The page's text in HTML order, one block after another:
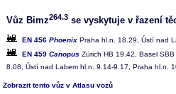
Vůz Bimz264.3 se vyskytuje v řazení
EN 456 Phoenix Praha hl.n. 18.29, Ústí nad
EN 459 Canopus Zürich HB 19.42, Basel
8.08, Ústí nad Labem hl.n. 9.14-9.17, Praha hl.n.
Zobrazit tento vůz v Atlasu vozů